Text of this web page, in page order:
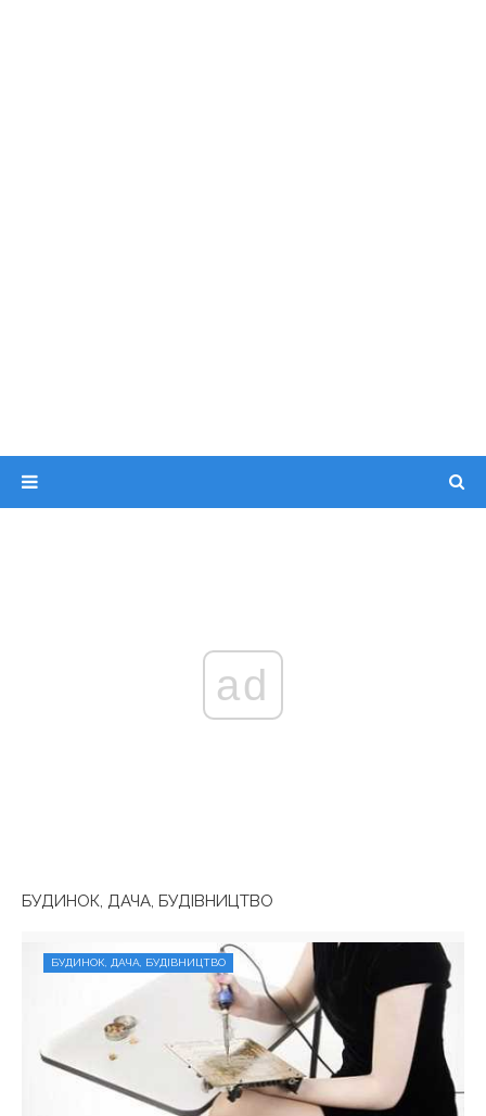
ad
БУДИНОК, ДАЧА, БУДІВНИЦТВО
БУДИНОК, ДАЧА, БУДІВНИЦТВО